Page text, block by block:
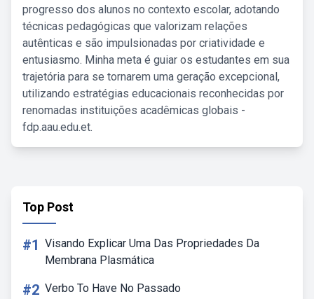
progresso dos alunos no contexto escolar, adotando
técnicas pedagógicas que valorizam relações
autênticas e são impulsionadas por criatividade e
entusiasmo. Minha meta é guiar os estudantes em sua
trajetória para se tornarem uma geração excepcional,
utilizando estratégias educacionais reconhecidas por
renomadas instituições acadêmicas globais -
fdp.aau.edu.et.
Top Post
#1 Visando Explicar Uma Das Propriedades Da
Membrana Plasmática
#2 Verbo To Have No Passado